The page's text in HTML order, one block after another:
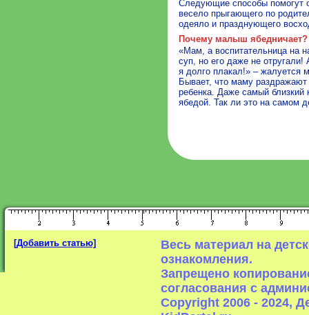
Следующие способы помогут
весело прыгающего по
одеяло и празднующего
Почему малыш ябедничает?
«Мам, а воспитательница на
суп, но его даже не
я долго плакал!» – жалуется
Бывает, что маму
ребенка. Даже самый близкий
ябедой. Так ли это на самом
[Добавить статью]
Весь материал на
ознакомления.
Запрещено
согласования с
Copyright 2006 - 2024,